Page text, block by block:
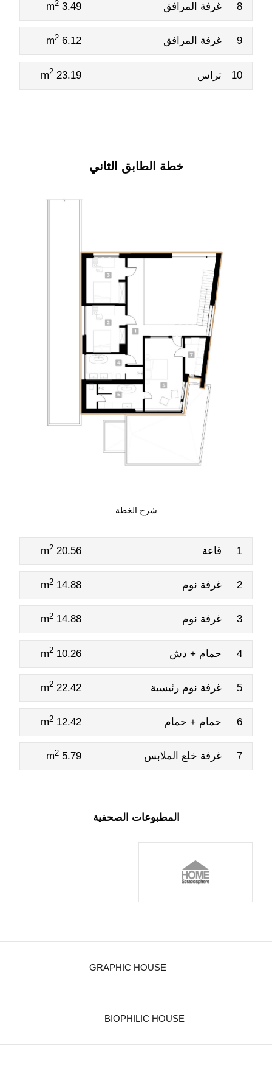
8 غرفة المرافق 3.49 m
2
9 غرفة المرافق 6.12 m
2
10 تراس 23.19 m
2
خطة الطابق الثاني
شرح الخطة
1 قاعة 20.56 m
2
2 غرفة نوم 14.88 m
2
3 غرفة نوم 14.88 m
2
4 حمام + دش 10.26 m
2
5 غرفة نوم رئيسية 22.42 m
2
6 حمام + حمام 12.42 m
2
7 غرفة خلع الملابس 5.79 m
2
المطبوعات الصحفية
GRAPHIC HOUSE
BIOPHILIC HOUSE